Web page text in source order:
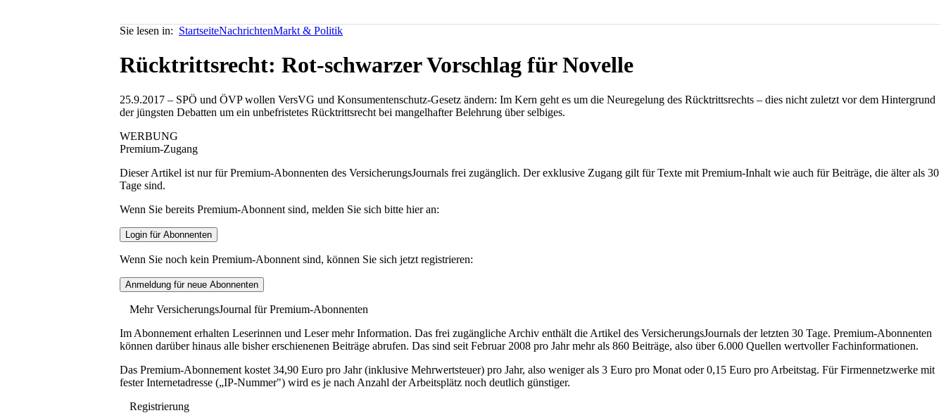
Sie lesen in: StartseiteNachrichtenMarkt & Politik
Rücktrittsrecht: Rot-schwarzer Vorschlag für Novelle
25.9.2017 – SPÖ und ÖVP wollen VersVG und Konsumentenschutz-Gesetz ändern: Im Kern geht es um die Neuregelung des Rücktrittsrechts – dies nicht zuletzt vor dem Hintergrund
der jüngsten Debatten um ein unbefristetes Rücktrittsrecht bei mangelhafter Belehrung über selbiges.
WERBUNG
Premium-Zugang
Dieser Artikel ist nur für Premium-Abonnenten des VersicherungsJournals frei zugänglich. Der exklusive Zugang gilt für Texte mit Premium-Inhalt wie auch für Beiträge, die älter als 30
Tage sind.
Wenn Sie bereits Premium-Abonnent sind, melden Sie sich bitte hier an:
Wenn Sie noch kein Premium-Abonnent sind, können Sie sich jetzt registrieren:
Mehr VersicherungsJournal für Premium-Abonnenten
Im Abonnement erhalten Leserinnen und Leser mehr Information. Das frei zugängliche Archiv enthält die Artikel des VersicherungsJournals der letzten 30 Tage. Premium-Abonnenten
können darüber hinaus alle bisher erschienenen Beiträge abrufen. Das sind seit Februar 2008 pro Jahr mehr als 860 Beiträge, also über 6.000 Quellen wertvoller Fachinformationen.
Das Premium-Abonnement kostet 34,90 Euro pro Jahr (inklusive Mehrwertsteuer) pro Jahr, also weniger als 3 Euro pro Monat oder 0,15 Euro pro Arbeitstag. Für Firmennetzwerke mit
fester Internetadresse („IP-Nummer") wird es je nach Anzahl der Arbeitsplätz noch deutlich günstiger.
Registrierung